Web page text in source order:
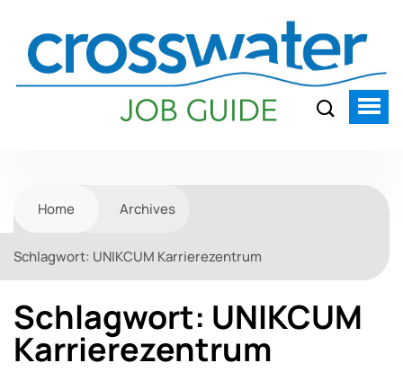
Home Archives
Schlagwort: UNIKCUM Karrierezentrum
Schlagwort: UNIKCUM
Karrierezentrum